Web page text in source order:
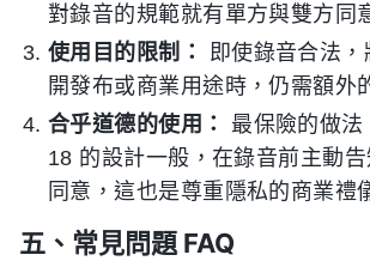
對錄音的規範就有單方與雙方同
使用目的限制：
即使錄音合法
開發布或商業用途時，仍需額外
合乎道德的使用：
最保險的做
18 的設計一般，在錄音前主動
同意，這也是尊重隱私的商業禮
五、常見問題 FAQ